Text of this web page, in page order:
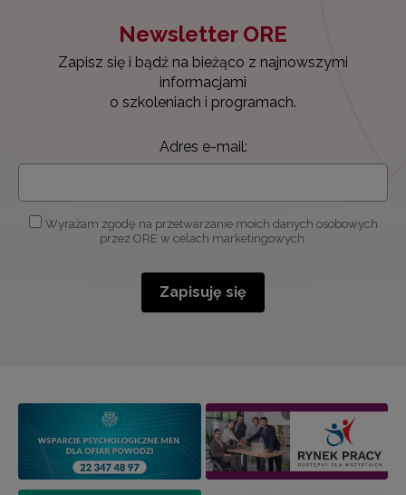
Newsletter ORE
Zapisz się i bądź na bieżąco z najnowszymi
informacjami
o szkoleniach i programach.
Adres e-mail:
Wyrażam zgodę na przetwarzanie moich danych osobowych
przez ORE w celach marketingowych.
Zapisuję się